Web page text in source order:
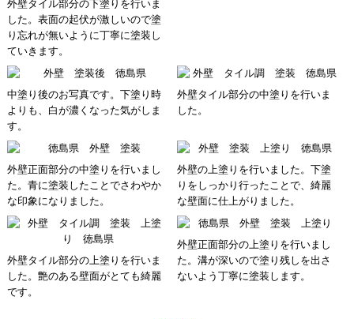
外壁タイル部分の下塗りを行いま
した。表面の起伏が激しいので塗
り忘れが無いように丁寧に塗装し
ていきます。
中塗り後のお写真です。下塗り時
よりも、白が濃くなった気がしま
す。
外壁タイル部分の中塗りを行いま
した。
外壁正面部分の中塗りを行いまし
た。青に塗装したことでさわやか
な印象になりました。
外壁の上塗りを行いました。下塗
りをしっかり行ったことで、綺麗
な壁面に仕上がりました。
外壁タイル部分の上塗りを行いま
した。艶のある壁面がとても綺麗
です。
外壁正面部分の上塗りを行いまし
た。溝が深いので塗り残しを出さ
ないよう丁寧に塗装します。